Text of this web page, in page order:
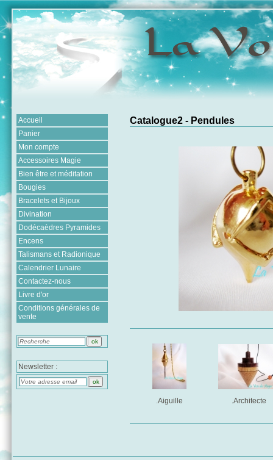
Accueil
Panier
Mon compte
Accessoires Magie
Bien être et méditation
Bougies
Bracelets et Bijoux
Divination
Dodécaèdres Pyramides
Encens
Talismans et Radionique
Calendrier Lunaire
Contactez-nous
Livre d'or
Conditions générales de
vente
Newsletter :
Catalogue2 - Pendules
.Aiguille .Architecte